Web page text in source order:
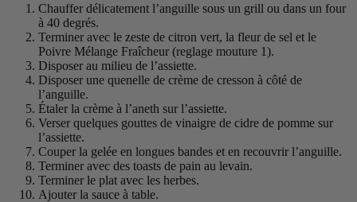
Chauffer délicatement l’anguille sous un grill ou dans un four
à 40 degrés.
Terminer avec le zeste de citron vert, la fleur de sel et le
Poivre Mélange Fraîcheur (reglage mouture 1).
Disposer au milieu de l’assiette.
Disposer une quenelle de crème de cresson à côté de
l’anguille.
Étaler la crème à l’aneth sur l’assiette.
Verser quelques gouttes de vinaigre de cidre de pomme sur
l’assiette.
Couper la gelée en longues bandes et en recouvrir l’anguille.
Terminer avec des toasts de pain au levain.
Terminer le plat avec les herbes.
Ajouter la sauce à table.